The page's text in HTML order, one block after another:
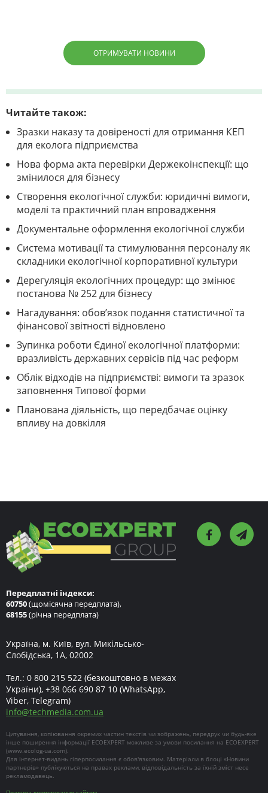
ОТРИМУВАТИ НОВИНИ
Читайте також:
Зразки наказу та довіреності для отримання КЕП
для еколога підприємства
Нова форма акта перевірки Держекоінспекції: що
змінилося для бізнесу
Створення екологічної служби: юридичні вимоги,
моделі та практичний план впровадження
Документальне оформлення екологічної служби
Система мотивації та стимулювання персоналу як
складники екологічної корпоративної культури
Дерегуляція екологічних процедур: що змінює
постанова № 252 для бізнесу
Нагадування: обов’язок подання статистичної та
фінансової звітності відновлено
Зупинка роботи Єдиної екологічної платформи:
вразливість державних сервісів під час реформ
Облік відходів на підприємстві: вимоги та зразок
заповнення Типової форми
Планована діяльність, що передбачає оцінку
впливу на довкілля
Передплатні індекси:
60750(щомісячна передплата),
68155(річна передплата)
Україна, м. Київ, вул. Микільсько-
Слобідська, 1А, 02002
Тел.: 0 800 215 522 (безкоштовно в межах
України), +38 066 690 87 10 (WhatsApp,
Viber, Telegram)
info@techmedia.com.ua
Цитування, копіювання окремих частин текстів чи зображень, передрук чи будь-яке
інше поширення інформації ECOEXPERT можливе за умови посилання на ECOEXPERT
(www.ecolog-ua.com).
Для інтернет-видань гіперпосилання є обов'язковим. Матеріали в блоці «Новини
партнерів» публікуються на правах реклами, відповідальність за їхній зміст несе
рекламодавець.